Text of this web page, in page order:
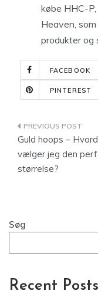
købe HHC-
Heaven,
produkter og
FACEBOOK
PINTEREST
Guld hoops –
vælger jeg den
størrelse?
Søg
Recent Posts